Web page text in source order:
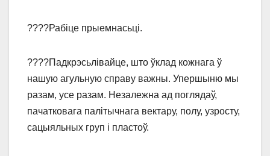
????Рабіце прыемнасьці.
????Падкрэсьлівайце, што ўклад кожнага ў
нашую агульную справу важны. Упершыню мы
разам, усе разам. Незалежна ад поглядаў,
пачатковага палітычнага вектару, полу, узросту,
сацыяльных груп і пластоў.